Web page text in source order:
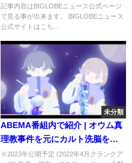
記事内容はBIGLOBEニュース公式ページ
で見る事が出来ます。 BIGLOBEニュース
公式サイトはこち...
未分類
ABEMA番組内で紹介 | オウム真
理教事件を元にカルト洗脳を描
く映画『わたしの魔境』60秒ス
※2023年公開予定 (2022年4月クランクア